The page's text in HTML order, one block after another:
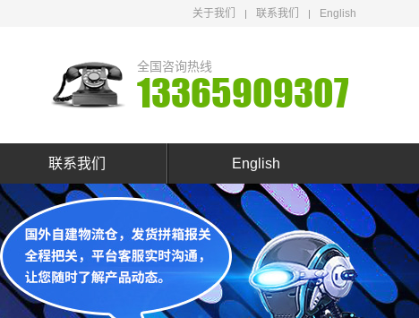
关于我们 联系我们 English
全国咨询热线
13365909307
联系我们 English